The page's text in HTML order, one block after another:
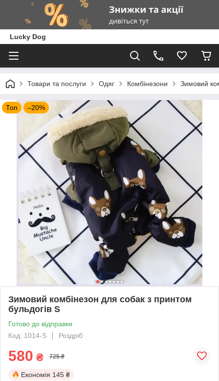
Lucky Dog
Товари та послуги Одяг Комбінезони Зимовий
Топ –20%
Зимовий комбінезон для собак з принтом
бульдогів S
Готово до відправки
Код: 1014-S
Роздріб
580 ₴ 725 ₴
Економія 145 ₴